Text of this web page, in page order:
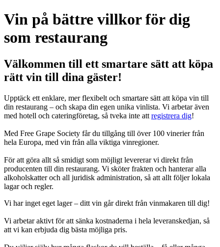
Vin på bättre villkor för dig
som restaurang
Välkommen till ett smartare sätt att köpa
rätt vin till dina gäster!
Upptäck ett enklare, mer flexibelt och smartare sätt att köpa vin till
din restaurang – och skapa din egen unika vinlista. Vi arbetar även
med hotell och cateringföretag, så tveka inte att registrera dig!
Med Free Grape Society får du tillgång till över 100 vinerier från
hela Europa, med vin från alla viktiga vinregioner.
För att göra allt så smidigt som möjligt levererar vi direkt från
producenten till din restaurang. Vi sköter frakten och hanterar alla
alkoholskatter och all juridisk administration, så att allt följer lokala
lagar och regler.
Vi har inget eget lager – ditt vin går direkt från vinmakaren till dig!
Vi arbetar aktivt för att sänka kostnaderna i hela leveranskedjan, så
att vi kan erbjuda dig bästa möjliga pris.